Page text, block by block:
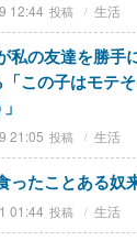
12:44 生活
私の友達を勝手
「この子はモテ
21:05 生活
ったことある奴
01:44 生活